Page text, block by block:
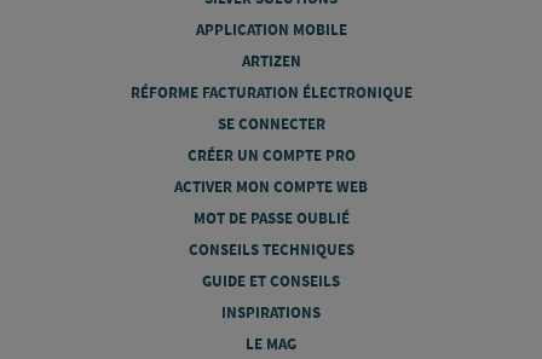
APPLICATION MOBILE
ARTIZEN
RÉFORME FACTURATION ÉLECTRONIQUE
SE CONNECTER
CRÉER UN COMPTE PRO
ACTIVER MON COMPTE WEB
MOT DE PASSE OUBLIÉ
CONSEILS TECHNIQUES
GUIDE ET CONSEILS
INSPIRATIONS
LE MAG